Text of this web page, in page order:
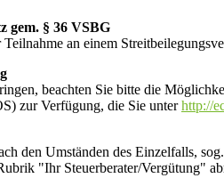
gem. § 36 VSBG
an einem
beachten Sie bitte die
zur Verfügung, die Sie unterhttp://
den Umständen des Einzelfalls,
"Ihr Steuerberater/Vergütung"